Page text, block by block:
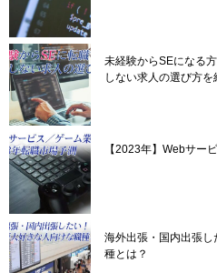
未経験からSEになる
しない求人の選び方を
【2023年】Webサー
海外出張・国内出張
種とは？